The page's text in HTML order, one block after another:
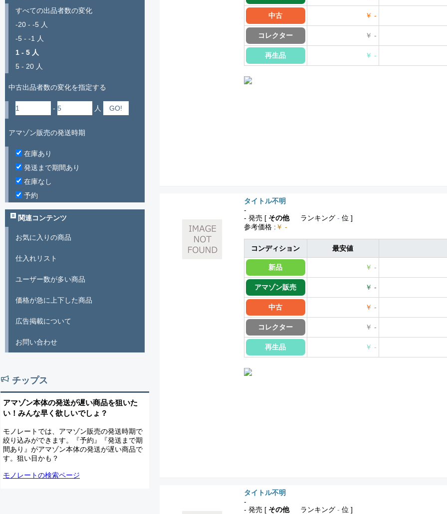
中古 ￥ -
コレクター ￥ -
再生品 ￥ -
タイトル不明
-
- 発売 [ その他 ランキング - 位 ]
参考価格 : ￥ -
コンディション 最安値
新品 ￥ -
アマゾン販売 ￥ -
中古 ￥ -
コレクター ￥ -
再生品 ￥ -
タイトル不明
-
- 発売 [ その他 ランキング - 位 ]
すべての出品者数の変化
-20 - -5 人
-5 - -1 人
1 - 5 人
5 - 20 人
中古出品者数の変化を指定する
- 人
アマゾン販売の発送時期
在庫あり
発送まで期間あり
在庫なし
予約
関連コンテンツ
お気に入りの商品
仕入れリスト
ユーザー数が多い商品
価格が急に上下した商品
広告掲載について
お問い合わせ
チップス
アマゾン本体の発送が遅い商品を狙いた
い！みんな早く欲しいでしょ？
モノレートでは、アマゾン販売の発送時期で
絞り込みができます。『予約』『発送まで期
間あり』がアマゾン本体の発送が遅い商品で
す。狙い目かも？
モノレートの検索ページ